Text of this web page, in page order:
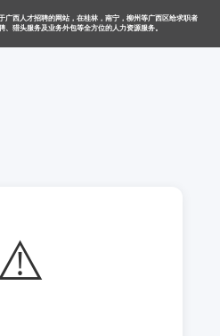
广西人才招聘的网站，在桂林，南宁，柳州等广西区给求职者
、猎头服务及业务外包等全方位的人力资源服务。